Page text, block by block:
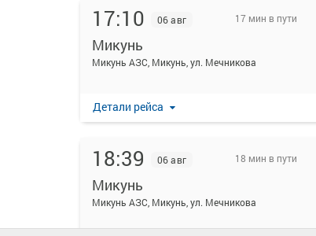
17:10 06 авг 17 мин в пути
Микунь
Микунь АЗС, Микунь, ул. Мечникова
Детали рейса
18:39 06 авг 18 мин в пути
Микунь
Микунь АЗС, Микунь, ул. Мечникова